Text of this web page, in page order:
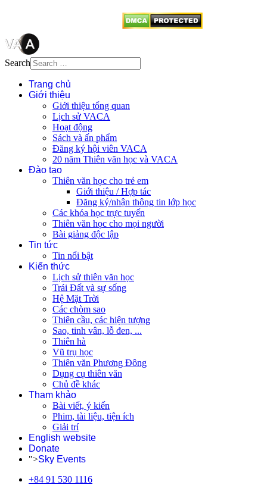
Search
Trang chủ
Giới thiệu
Giới thiệu tổng quan
Lịch sử VACA
Hoạt động
Sách và ấn phẩm
Đăng ký hội viên VACA
20 năm Thiên văn học và VACA
Đào tạo
Thiên văn học cho trẻ em
Giới thiệu / Hợp tác
Đăng ký/nhận thông tin lớp học
Các khóa học trực tuyến
Thiên văn học cho mọi người
Bài giảng độc lập
Tin tức
Tin nổi bật
Kiến thức
Lịch sử thiên văn học
Trái Đất và sự sống
Hệ Mặt Trời
Các chòm sao
Thiên cầu, các hiện tượng
Sao, tinh vân, lỗ đen, ...
Thiên hà
Vũ trụ học
Thiên văn Phương Đông
Dụng cụ thiên văn
Chủ đề khác
Tham khảo
Bài viết, ý kiến
Phim, tài liệu, tiện ích
Giải trí
English website
Donate
">Sky Events
+84 91 530 1116